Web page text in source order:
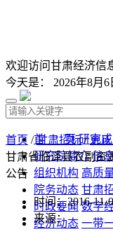
欢迎访问甘肃经济信
今天是： 2026年8月6
首 页 研究
研究院简介 信
组织机构 高质
院务动态 甘肃
时政要闻 数字
经济动态 一带
首页 /甘肃招标/更
甘肃省临泽县农副资
公告
时间：2016-11-
来源：